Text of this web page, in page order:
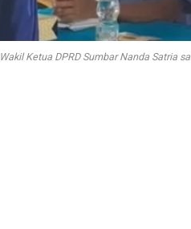
Wakil Ketua DPRD Sumbar Nanda Satria